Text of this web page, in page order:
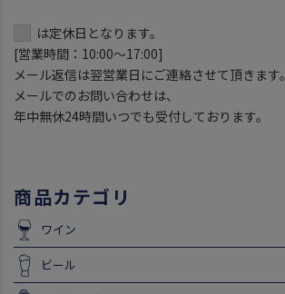
は定休日となります。
[営業時間：10:00～17:00]
メール返信は翌営業日にご連絡させて頂きます。
メールでのお問い合わせは、
年中無休24時間いつでも受付しております。
商品カテゴリ
ワイン
ビール